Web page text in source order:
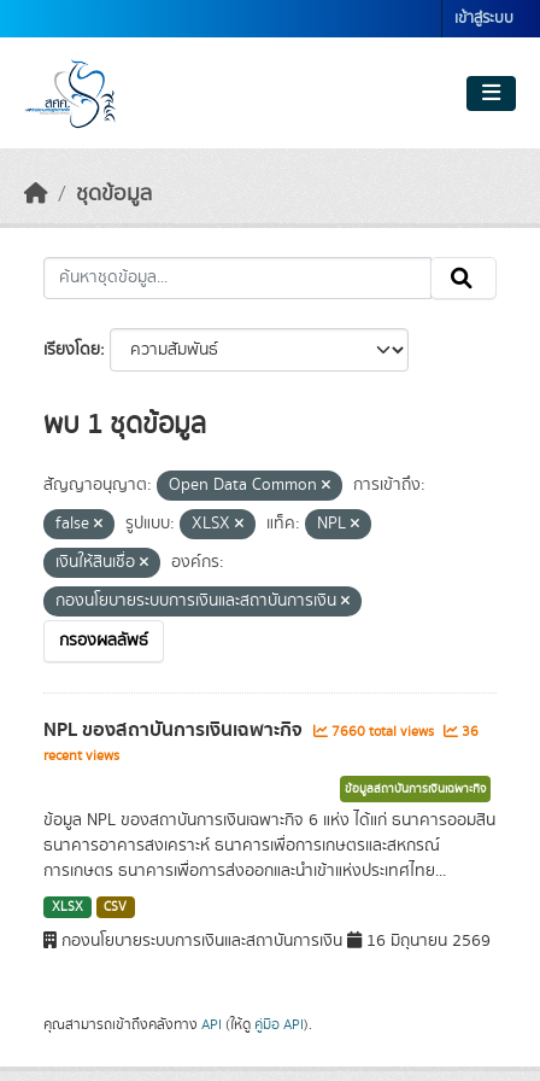
เข้าสู่ระบบ
ชุดข้อมูล
เรียงโดย
พบ 1 ชุดข้อมูล
สัญญาอนุญาต: Open Data Common
การเข้าถึง:
false
รูปแบบ: XLSX แท็ค:
NPL
เงินให้สินเชื่อ
องค์กร:
กองนโยบายระบบการเงินและสถาบันการเงิน
กรองผลลัพธ์
NPL ของสถาบันการเงินเฉพาะกิจ 7660 total views
36
recent views
ข้อมูลสถาบันการเงินเฉพาะกิจ
ข้อมูล NPL ของสถาบันการเงินเฉพาะกิจ 6 แห่ง ได้แก่ ธนาคารออมสิน
ธนาคารอาคารสงเคราะห์ ธนาคารเพื่อการเกษตรและสหกรณ์
การเกษตร ธนาคารเพื่อการส่งออกและนำเข้าแห่งประเทศไทย...
XLSX CSV
กองนโยบายระบบการเงินและสถาบันการเงิน 16 มิถุนายน 2569
คุณสามารถเข้าถึงคลังทาง API (ให้ดู คู่มือ API).